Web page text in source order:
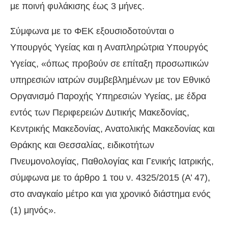
με ποινή φυλάκισης έως 3 μήνες.
Σύμφωνα με το ΦΕΚ εξουσιοδοτούνται ο
Υπουργός Υγείας και η Αναπληρώτρια Υπουργός
Υγείας, «όπως προβούν σε επίταξη προσωπικών
υπηρεσιών ιατρών συμβεβλημένων με τον Εθνικό
Οργανισμό Παροχής Υπηρεσιών Υγείας, με έδρα
εντός των Περιφερειών Δυτικής Μακεδονίας,
Κεντρικής Μακεδονίας, Ανατολικής Μακεδονίας και
Θράκης και Θεσσαλίας, ειδικοτήτων
Πνευμονολογίας, Παθολογίας και Γενικής Ιατρικής,
σύμφωνα με το άρθρο 1 του ν. 4325/2015 (Α’ 47),
στο αναγκαίο μέτρο και για χρονικό διάστημα ενός
(1) μηνός».